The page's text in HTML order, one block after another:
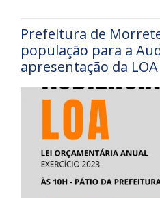
Prefeitura de
população para a
apresentação da LOA